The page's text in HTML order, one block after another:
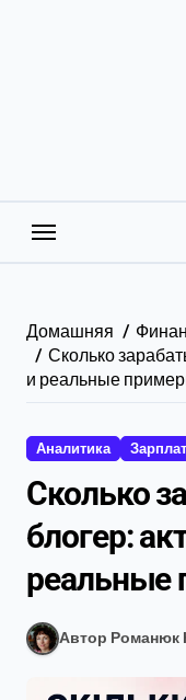
Домашняя
Сколько
и реальные
Аналитика
Сколько
блогер:
реальные
Автор Романюк